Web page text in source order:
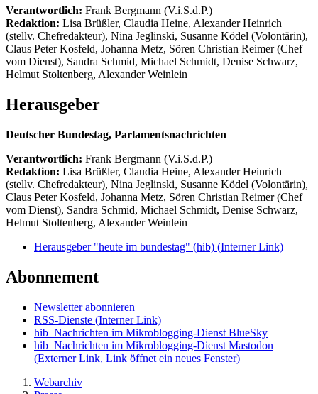
Verantwortlich: Frank Bergmann (V.i.S.d.P.)
Redaktion: Lisa Brüßler, Claudia Heine, Alexander Heinrich
(stellv. Chefredakteur), Nina Jeglinski, Susanne Ködel (Volontärin),
Claus Peter Kosfeld, Johanna Metz, Sören Christian Reimer (Chef
vom Dienst), Sandra Schmid, Michael Schmidt, Denise Schwarz,
Helmut Stoltenberg, Alexander Weinlein
Herausgeber
Deutscher Bundestag, Parlamentsnachrichten
Verantwortlich: Frank Bergmann (V.i.S.d.P.)
Redaktion: Lisa Brüßler, Claudia Heine, Alexander Heinrich
(stellv. Chefredakteur), Nina Jeglinski, Susanne Ködel (Volontärin),
Claus Peter Kosfeld, Johanna Metz, Sören Christian Reimer (Chef
vom Dienst), Sandra Schmid, Michael Schmidt, Denise Schwarz,
Helmut Stoltenberg, Alexander Weinlein
Herausgeber "heute im bundestag" (hib) (Interner Link)
Abonnement
Newsletter abonnieren
RSS-Dienste (Interner Link)
hib_Nachrichten im Mikroblogging-Dienst BlueSky
hib_Nachrichten im Mikroblogging-Dienst Mastodon
(Externer Link, Link öffnet ein neues Fenster)
Webarchiv